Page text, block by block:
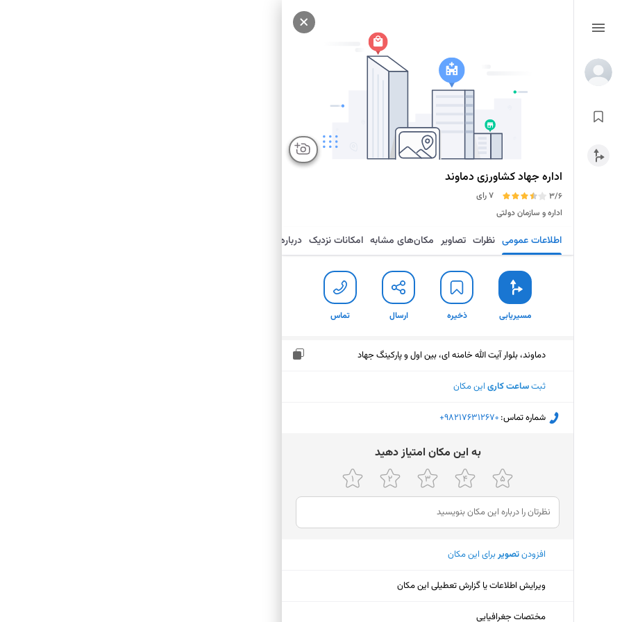
اداره جهاد کشاورزی دماوند
3/6
7 رای
اداره و سازمان دولتی
اطلاعات عمومی نظرات تصاویر مکان‌های مشابه امکانات نزدیک درباره
مسیریابی ذخیره ارسال تماس
دماوند، بلوار آیت الله خامنه ای، بین اول و پارکینگ جهاد
ثبتساعت کاری این مکان
شماره تماس: ‎+982176312670
ﺑﻪ اﯾﻦ ﻣﮑﺎن اﻣﺘﯿﺎز دﻫﯿﺪ
افزودنتصویربرای این مکان
ویرایش اطلاعات یا گزارش تعطیلی این مکان
مختصات جغرافیایی